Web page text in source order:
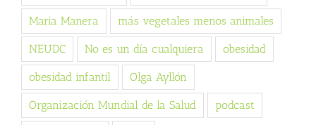
Maria Manera más vegetales menos animales
NEUDC No es un día cualquiera obesidad
obesidad infantil Olga Ayllón
Organización Mundial de la Salud podcast